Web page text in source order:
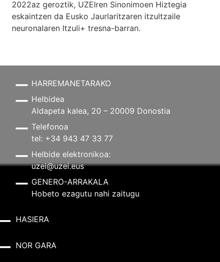
2022az geroztik, UZEIren Sinonimoen Hiztegia
eskaintzen da Eusko Jaurlaritzaren itzultzaile
neuronalaren Itzuli+ tresna-barran.
HARREMANETARAKO
Helbidea
Aldapeta kalea, 20 – 20009 Donostia
Telefonoa
tel: +34 943 47 33 77
Helbide elektronikoa:
uzei@uzei.eus
GENERO-ARRAKALA
Hobeto ezagutu nahi zaitugu
HASIERA
NOR GARA